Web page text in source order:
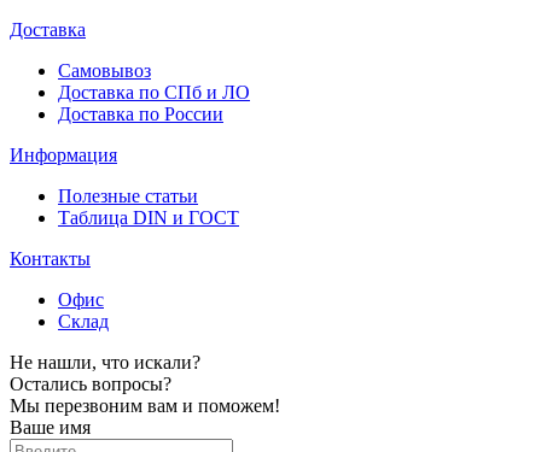
Доставка
Самовывоз
Доставка по СПб и ЛО
Доставка по России
Информация
Полезные статьи
Таблица DIN и ГОСТ
Контакты
Офис
Склад
Не нашли, что искали?
Остались вопросы?
Мы перезвоним вам и поможем!
Ваше имя